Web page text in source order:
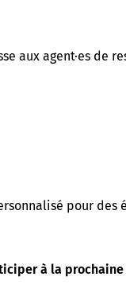
aux agent·es de
pour des
à la